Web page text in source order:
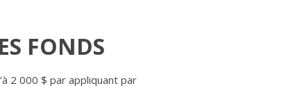
FONDS
2 000 $ par appliquant par